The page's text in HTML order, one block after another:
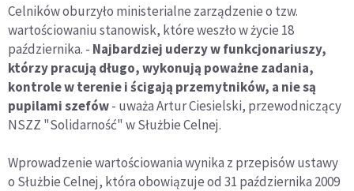
Celników oburzyło ministerialne zarządzenie o tzw.
wartościowaniu stanowisk, które weszło w życie 18
października. - Najbardziej uderzy w funkcjonariuszy,
którzy pracują długo, wykonują poważne zadania,
kontrole w terenie i ścigają przemytników, a nie są
pupilami szefów- uważa Artur Ciesielski, przewodniczący
NSZZ "Solidarność" w Służbie Celnej.
Wprowadzenie wartościowania wynika z przepisów ustawy
o Służbie Celnej, która obowiązuje od 31 października 2009